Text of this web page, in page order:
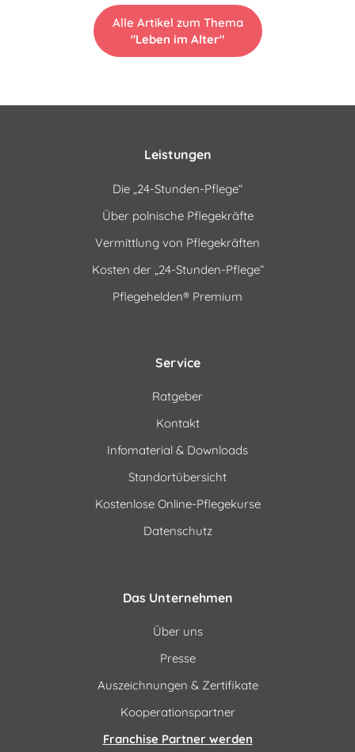
Alle Artikel zum Thema
"Leben im Alter"
Leistungen
Die „24-Stunden-Pflege“
Über polnische Pflegekräfte
Vermittlung von Pflegekräften
Kosten der „24-Stunden-Pflege“
Pflegehelden® Premium
Service
Ratgeber
Kontakt
Infomaterial & Downloads
Standortübersicht
Kostenlose Online-Pflegekurse
Datenschutz
Das Unternehmen
Über uns
Presse
Auszeichnungen & Zertifikate
Kooperationspartner
Franchise Partner werden